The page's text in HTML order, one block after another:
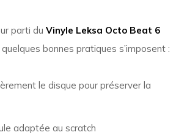
parti du Vinyle Leksa Octo Beat 6
quelques bonnes pratiques s’imposent :
le disque pour préserver la
adaptée au scratch